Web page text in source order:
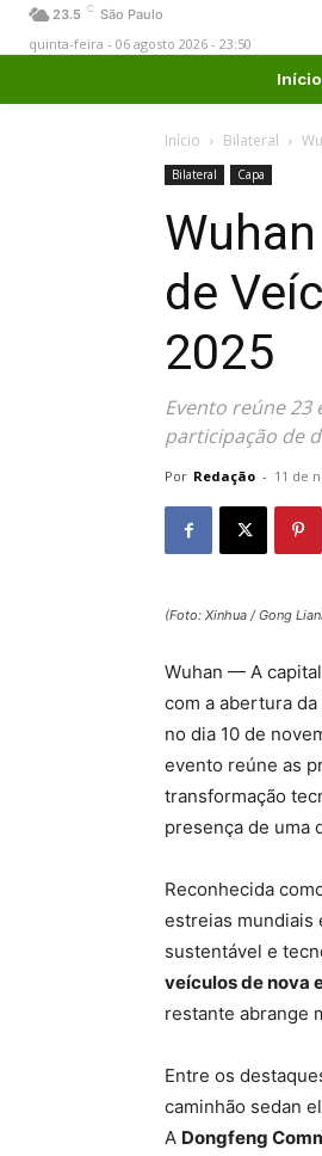
23.5 C São Paulo
quinta-feira - 06 agosto 2026 - 23:50
Início
Início Bilateral
Bilateral Capa
de
2025
Evento reúne 23
participação de
Por Redação - 11 de
(Foto: Xinhua / Gong
Wuhan — A
com a abertura da
no dia 10 de
evento reúne as
transformação
presença de uma
Reconhecida
estreias mundiais
sustentável e
veículos de nova
restante abrange
Entre os
caminhão sedan
A Dongfeng